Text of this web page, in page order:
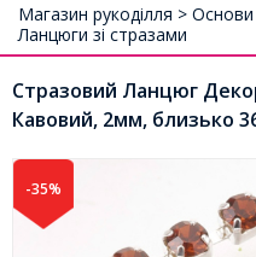
Магазин рукоділля > Основи
Ланцюги зі стразами
Стразовий Ланцюг
Кавовий, 2мм, близько
-35%